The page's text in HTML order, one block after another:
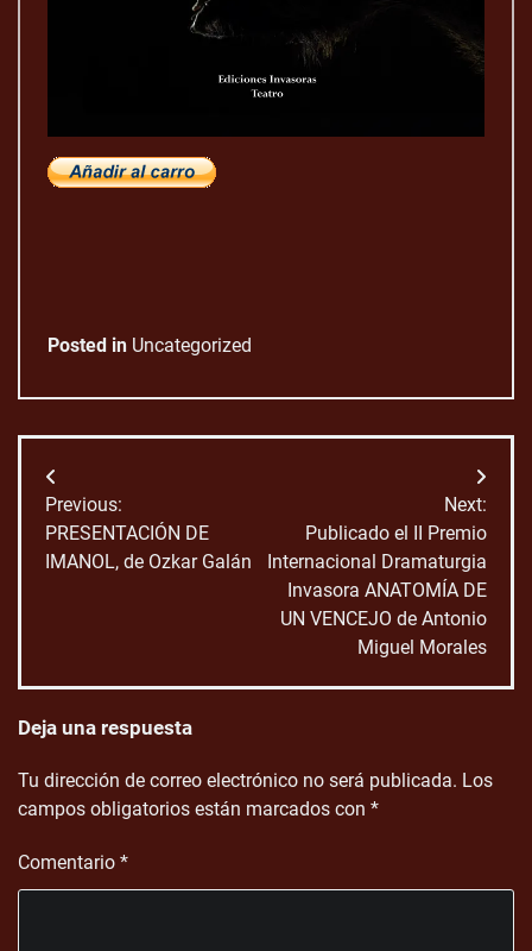
Posted in Uncategorized
Navegación
de
entradas
Previous:
PRESENTACIÓN DE
IMANOL, de Ozkar Galán
Next:
Publicado el II Premio
Internacional Dramaturgia
Invasora ANATOMÍA DE
UN VENCEJO de Antonio
Miguel Morales
Deja una respuesta
Tu dirección de correo electrónico no será publicada. Los
campos obligatorios están marcados con *
Comentario *